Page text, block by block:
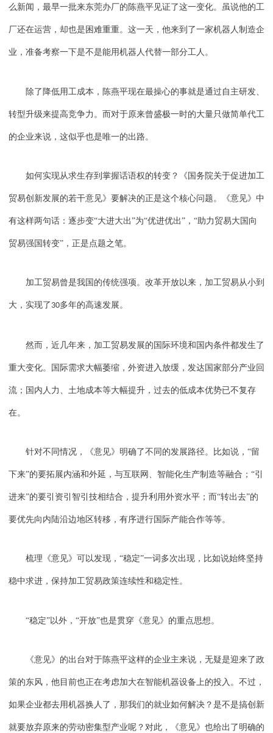
么新闻，最早一批来东莞办厂的陈燕平见证了这一变化。虽说他的工
厂还在运营，却也是困难重重。这一天，他来到了一家机器人制造企
业，准备考察一下是不是能用机器人代替一部分工人。
除了降低用工成本，陈燕平现在最操心的事就是通过自主研发、
转型升级来提高竞争力。而对于原来曾盛极一时的大量只做简单代工
的企业来说，这似乎也是唯一的出路。
如何实现从求生存到掌握话语权的转变？《国务院关于促进加工
贸易创新发展的若干意见》要解决的正是这个核心问题。《意见》中
有这样两句话：逐步变“大进大出”为“优进优出”，“助力贸易大国向
贸易强国转变”，正是点题之笔。
加工贸易曾是我国的传统强项。改革开放以来，加工贸易从小到
大，实现了 30多年的高速发展。
然而，近几年来，加工贸易发展的国际环境和国内条件都发生了
重大变化。国际需求大幅萎缩，外资进入放缓，发达国家部分产业回
流；国内人力、土地成本等大幅提升，过去的低成本优势已不复存
在。
针对不同情况，《意见》明确了不同的发展路径。比如说，“留
下来”的要拓展内涵和外延，与互联网、智能化生产制造等融合；“引
进来”的要引资引智引技相结合，提升利用外资水平；而“转出去”的
要优先向内陆沿边地区转移，有序进行国际产能合作等等。
梳理《意见》可以发现，“稳定”一词多次出现，比如说始终坚持
稳中求进，保持加工贸易政策连续性和稳定性。
“稳定”以外，“开放”也是贯穿《意见》的重点思想。
《意见》的出台对于陈燕平这样的企业主来说，无疑是迎来了政
策的东风，他目前也正在考虑加大在智能机器设备上的投入。不过，
如果企业都去用机器换人了，那我们的就业如何解决？是不是搞创新
就要放弃原来的劳动密集型产业呢？对此，《意见》也给出了明确的